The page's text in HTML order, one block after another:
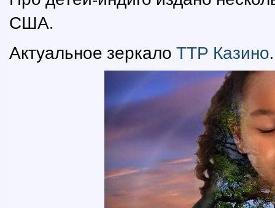
США.
Актуальное зеркало ТТР Казино.